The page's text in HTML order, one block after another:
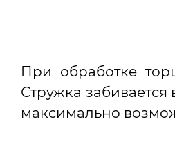
При обработке
Стружка
максимально